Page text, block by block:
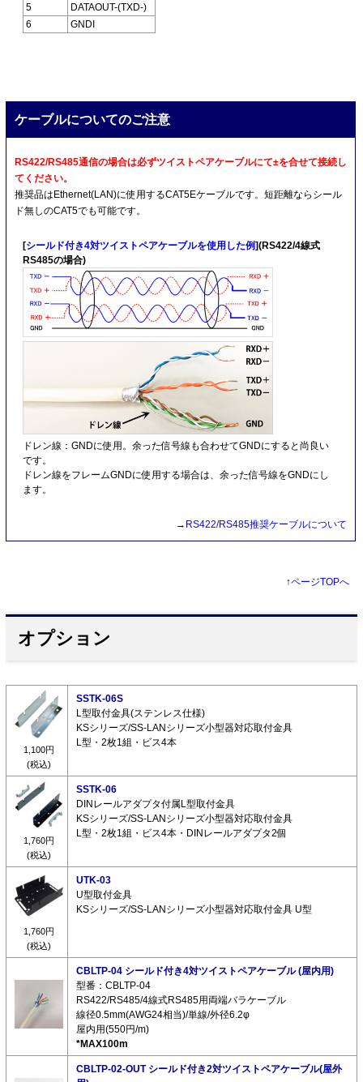
5
DATAOUT-(TXD-)
6
GNDI
ケーブルについてのご注意
RS422/RS485通信の場合は必ずツイストペアケーブルにて±を合せて接続し
てください。
推奨品はEthernet(LAN)に使用するCAT5Eケーブルです。短距離ならシール
ド無しのCAT5でも可能です。
[シールド付き4対ツイストペアケーブルを使用した例](RS422/4線式
RS485の場合)
ドレン線：GNDに使用。余った信号線も合わせてGNDにすると尚良い
です。
ドレン線をフレームGNDに使用する場合は、余った信号線をGNDにし
ます。
→ RS422/RS485推奨ケーブルについて
↑ページTOPへ
オプション
1,100円
(税込)
SSTK-06S
L型取付金具(ステンレス仕様)
KSシリーズ/SS-LANシリーズ小型器対応取付金具
L型・2枚1組・ビス4本
1,760円
(税込)
SSTK-06
DINレールアダプタ付属L型取付金具
KSシリーズ/SS-LANシリーズ小型器対応取付金具
L型・2枚1組・ビス4本・DINレールアダプタ2個
1,760円
(税込)
UTK-03
U型取付金具
KSシリーズ/SS-LANシリーズ小型器対応取付金具 U型
CBLTP-04 シールド付き4対ツイストペアケーブル (屋内用)
型番：CBLTP-04
RS422/RS485/4線式RS485用両端バラケーブル
線径0.5mm(AWG24相当)/単線/外径6.2φ
屋内用(550円/m)
*MAX100m
CBLTP-02-OUT シールド付き2対ツイストペアケーブル(屋外